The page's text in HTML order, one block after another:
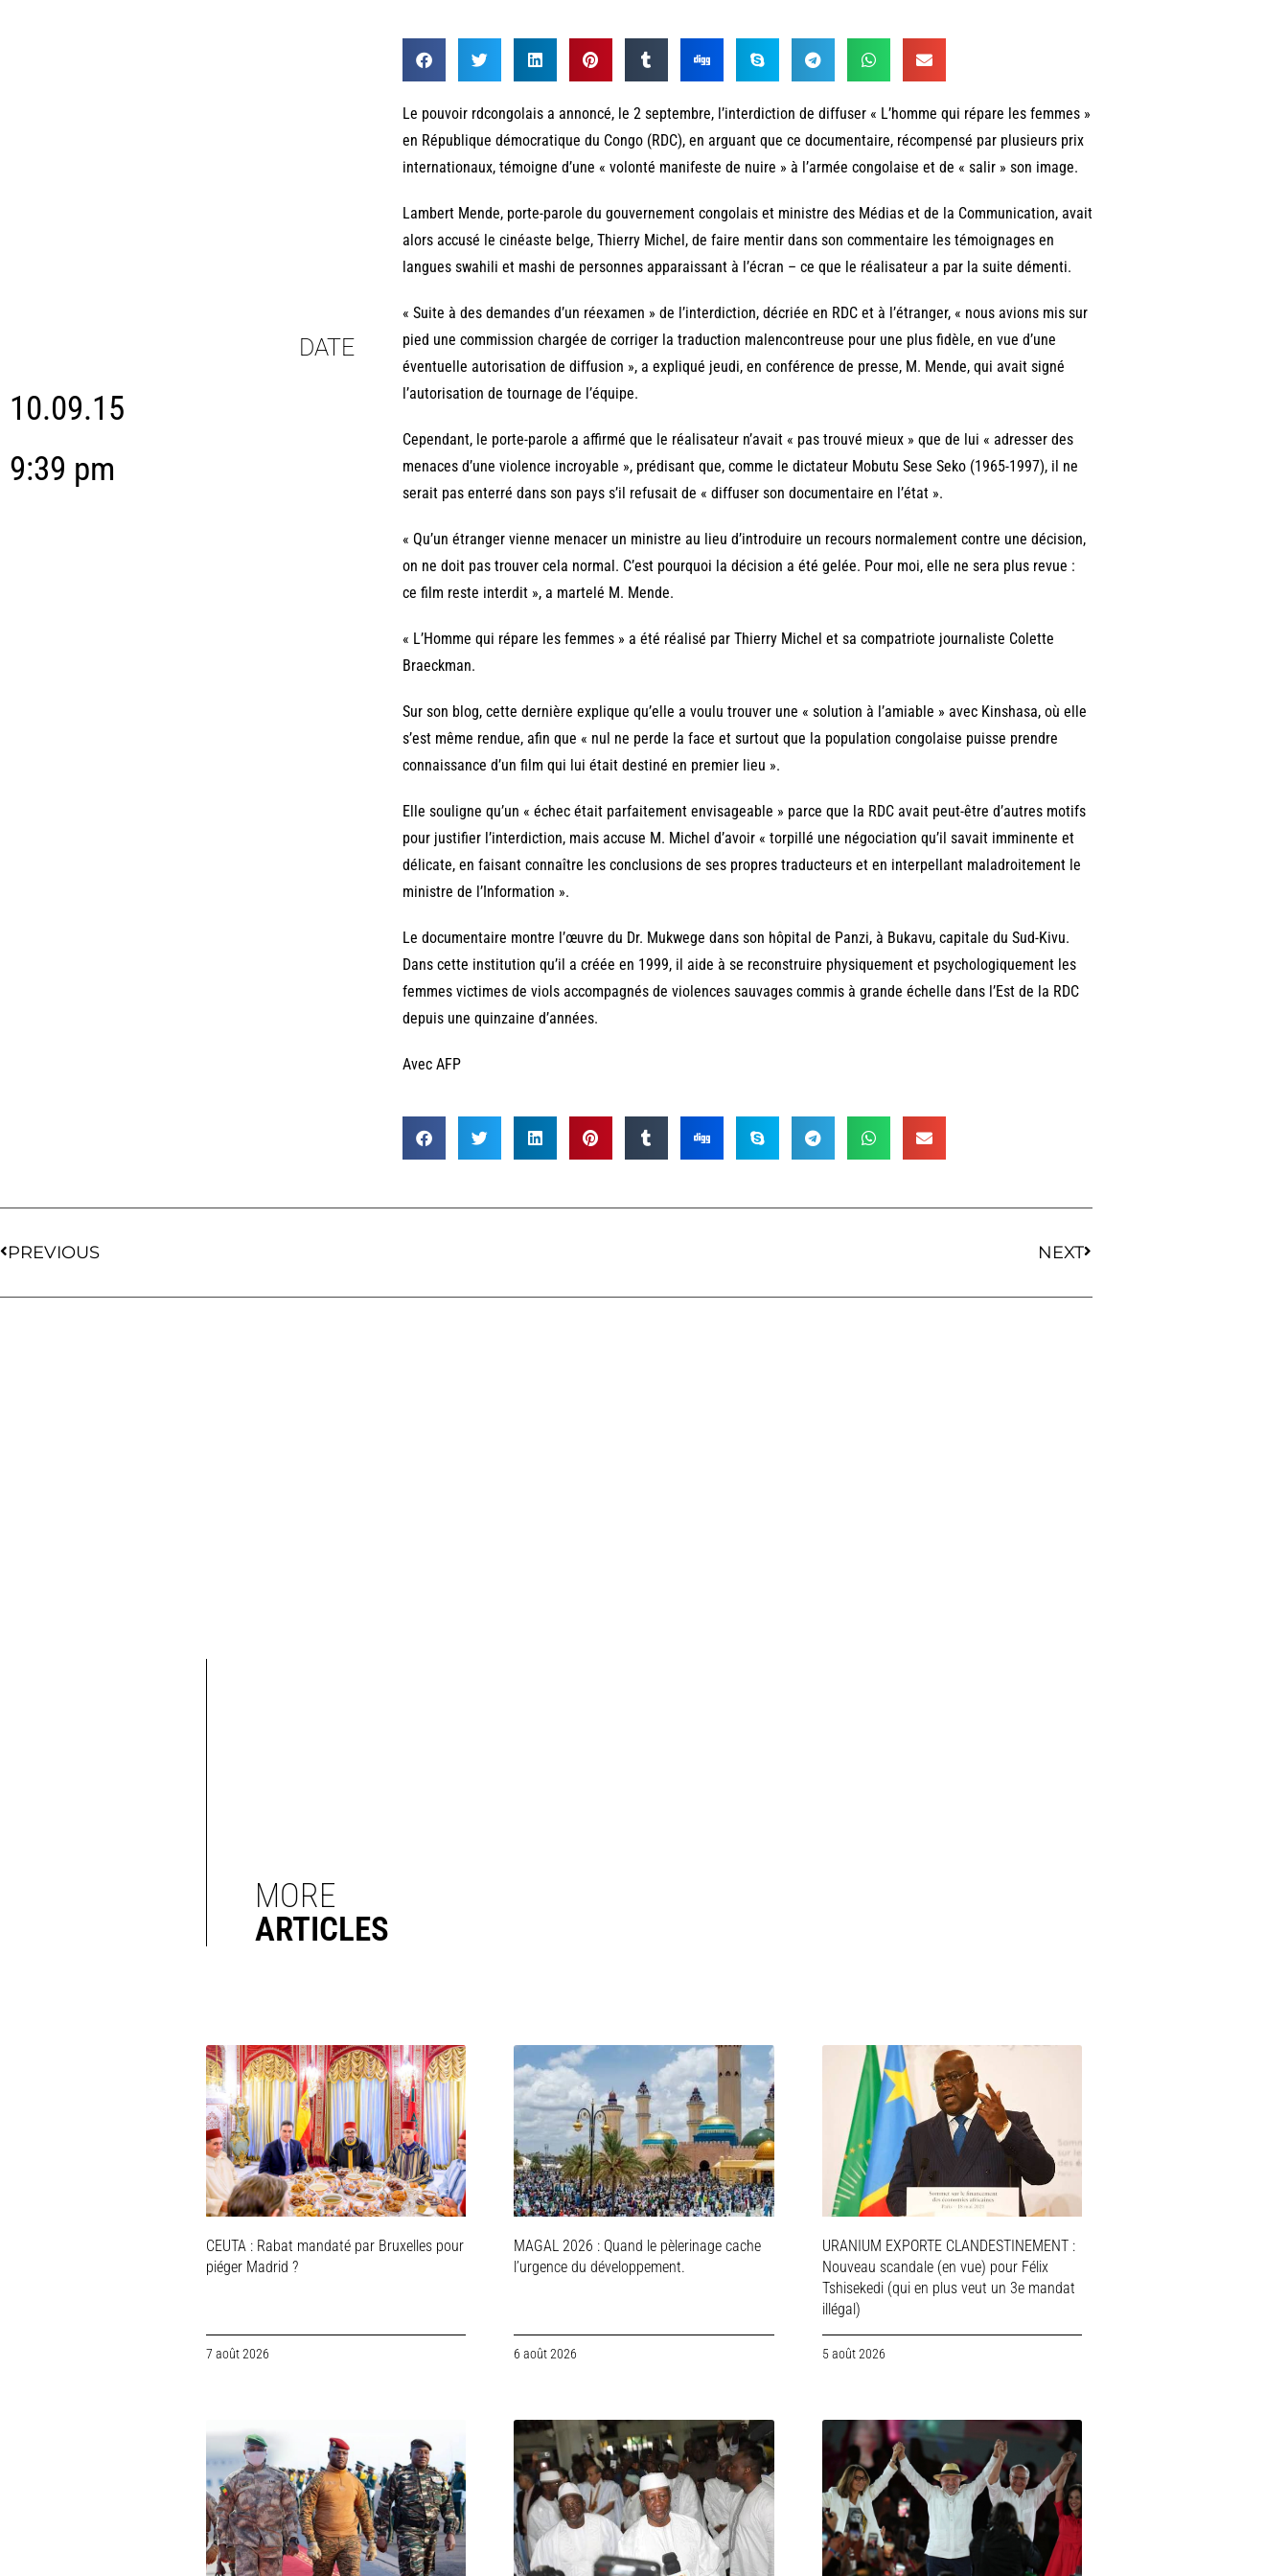
DATE
10.09.15
9:39 pm
Le pouvoir rdcongolais a annoncé, le 2 septembre, l’interdiction de diffuser « L’homme qui répare les femmes »
en République démocratique du Congo (RDC), en arguant que ce documentaire, récompensé par plusieurs prix
internationaux, témoigne d’une « volonté manifeste de nuire » à l’armée congolaise et de « salir » son image.
Lambert Mende, porte-parole du gouvernement congolais et ministre des Médias et de la Communication, avait
alors accusé le cinéaste belge, Thierry Michel, de faire mentir dans son commentaire les témoignages en
langues swahili et mashi de personnes apparaissant à l’écran – ce que le réalisateur a par la suite démenti.
« Suite à des demandes d’un réexamen » de l’interdiction, décriée en RDC et à l’étranger, « nous avions mis sur
pied une commission chargée de corriger la traduction malencontreuse pour une plus fidèle, en vue d’une
éventuelle autorisation de diffusion », a expliqué jeudi, en conférence de presse, M. Mende, qui avait signé
l’autorisation de tournage de l’équipe.
Cependant, le porte-parole a affirmé que le réalisateur n’avait « pas trouvé mieux » que de lui « adresser des
menaces d’une violence incroyable », prédisant que, comme le dictateur Mobutu Sese Seko (1965-1997), il ne
serait pas enterré dans son pays s’il refusait de « diffuser son documentaire en l’état ».
« Qu’un étranger vienne menacer un ministre au lieu d’introduire un recours normalement contre une décision,
on ne doit pas trouver cela normal. C’est pourquoi la décision a été gelée. Pour moi, elle ne sera plus revue :
ce film reste interdit », a martelé M. Mende.
« L’Homme qui répare les femmes » a été réalisé par Thierry Michel et sa compatriote journaliste Colette
Braeckman.
Sur son blog, cette dernière explique qu’elle a voulu trouver une « solution à l’amiable » avec Kinshasa, où elle
s’est même rendue, afin que « nul ne perde la face et surtout que la population congolaise puisse prendre
connaissance d’un film qui lui était destiné en premier lieu ».
Elle souligne qu’un « échec était parfaitement envisageable » parce que la RDC avait peut-être d’autres motifs
pour justifier l’interdiction, mais accuse M. Michel d’avoir « torpillé une négociation qu’il savait imminente et
délicate, en faisant connaître les conclusions de ses propres traducteurs et en interpellant maladroitement le
ministre de l’Information ».
Le documentaire montre l’œuvre du Dr. Mukwege dans son hôpital de Panzi, à Bukavu, capitale du Sud-Kivu.
Dans cette institution qu’il a créée en 1999, il aide à se reconstruire physiquement et psychologiquement les
femmes victimes de viols accompagnés de violences sauvages commis à grande échelle dans l’Est de la RDC
depuis une quinzaine d’années.
Avec AFP
PREVIOUS NEXT
MORE
ARTICLES
CEUTA : Rabat mandaté par Bruxelles pour
piéger Madrid ?
7 août 2026
MAGAL 2026 : Quand le pèlerinage cache
l’urgence du développement.
6 août 2026
URANIUM EXPORTE CLANDESTINEMENT :
Nouveau scandale (en vue) pour Félix
Tshisekedi (qui en plus veut un 3e mandat
illégal)
5 août 2026